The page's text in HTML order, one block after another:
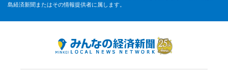
島経済新聞またはその情報提供者に属します。